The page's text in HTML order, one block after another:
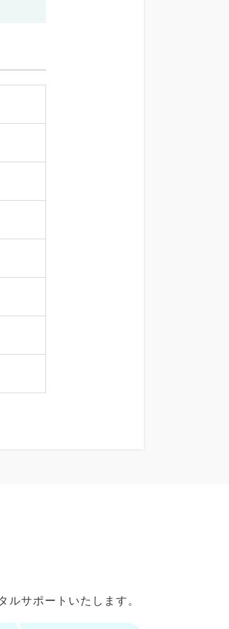
サポートいたします。